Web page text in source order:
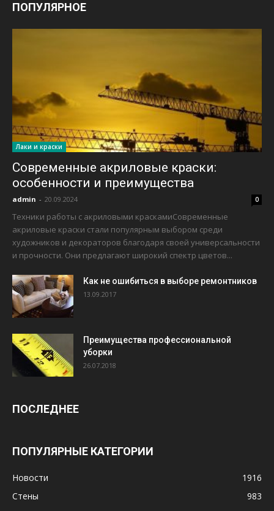
ПОПУЛЯРНОЕ
Лаки и краски
Современные акриловые краски:
особенности и преимущества
admin - 20.09.2024 0
Техники работы с акриловыми краскамиСовременные
акриловые краски стали популярным выбором среди
художников и декораторов благодаря своей универсальности
и прочности. Они предлагают широкий спектр цветов...
Как не ошибиться в выборе ремонтников
13.09.2017
Преимущества профессиональной
уборки
26.07.2018
ПОСЛЕДНЕЕ
ПОПУЛЯРНЫЕ КАТЕГОРИИ
Новости
1916
Стены
983